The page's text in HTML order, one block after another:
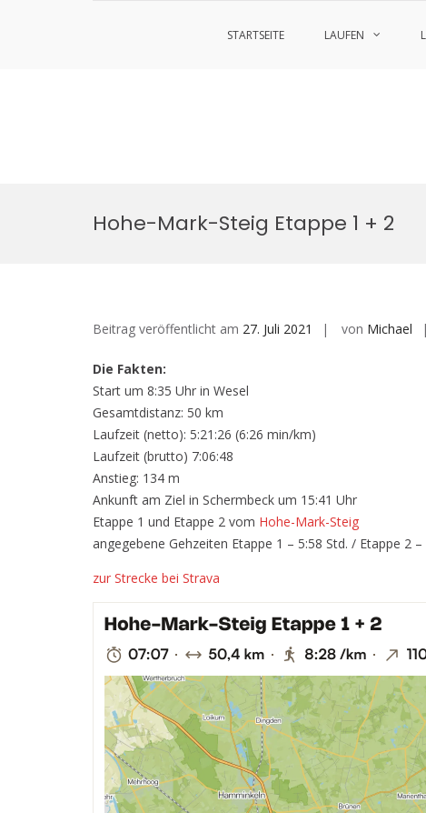
STARTSEITE LAUFEN
Hohe-Mark-Steig Etappe 1 + 2
Beitrag veröffentlicht am 27. Juli 2021 von Michael
Die Fakten:
Start um 8:35 Uhr in Wesel
Gesamtdistanz: 50 km
Laufzeit (netto): 5:21:26 (6:26 min/km)
Laufzeit (brutto) 7:06:48
Anstieg: 134 m
Ankunft am Ziel in Schermbeck um 15:41 Uhr
Etappe 1 und Etappe 2 vom Hohe-Mark-Steig
angegebene Gehzeiten Etappe 1 – 5:58 Std. / Etappe 2
zur Strecke bei Strava